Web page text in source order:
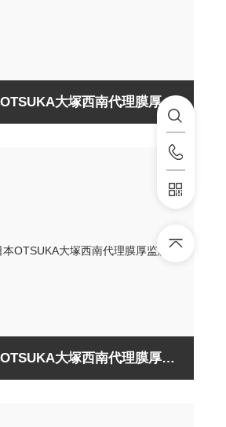
日本OTSUKA大塚西南代理膜厚测定用MCPD9800
日本OTSUKA大塚西南代理膜厚监测仪FE-300F